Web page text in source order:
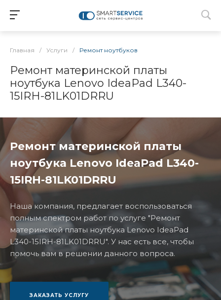
Главная / Услуги / Ремонт ноутбуков
Ремонт материнской платы
ноутбука Lenovo IdeaPad L340-
15IRH-81LK01DRRU
Ремонт материнской платы
ноутбука Lenovo IdeaPad L340-
15IRH-81LK01DRRU
Наша компания, предлагает воспользоваться
полным спектром работ по услуге "Ремонт
материнской платы ноутбука Lenovo IdeaPad
L340-15IRH-81LK01DRRU". У нас есть все, чтобы
помочь вам в решении данного вопроса.
ЗАКАЗАТЬ УСЛУГУ